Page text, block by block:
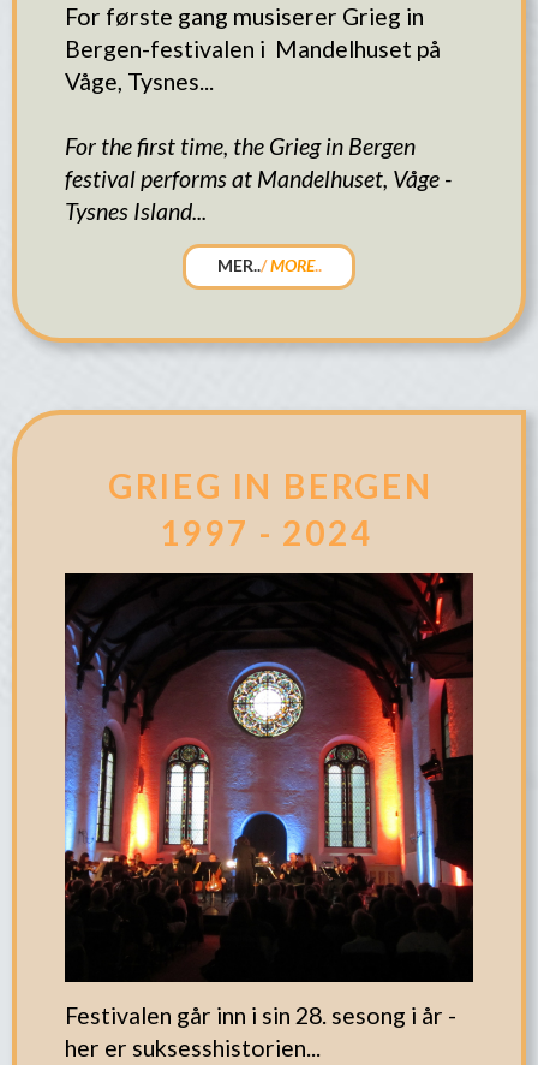
For første gang musiserer Grieg in
Bergen-festivalen i Mandelhuset på
Våge, Tysnes...
For the first time, the Grieg in Bergen
festival performs at Mandelhuset, Våge -
Tysnes Island...
MER../MORE..
GRIEG IN BERGEN
1997 - 2024
Festivalen går inn i sin 28. sesong i år -
her er suksesshistorien...